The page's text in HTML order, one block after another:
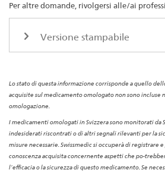
Per altre domande, rivolgersi alle/ai
Versione stampabile
Lo stato di questa informazione corrisponde a quello
acquisite sul medicamento omologato non sono incluse
omologazione.
I medicamenti omologati in Svizzera sono monitorati da
indesiderati riscontrati o di altri segnali rilevanti per la
misure necessarie. Swissmedic si occuperà di registrare
conoscenza acquisita concernente aspetti che po-
l’efficacia o la sicurezza di questo medicamento. Se